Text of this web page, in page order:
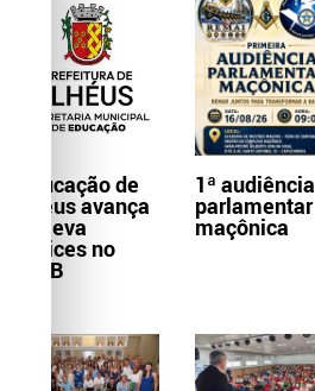
Educação de
Ilhéus avança
e eleva
índices no
IDEB
1ª audiência
parlamentar
maçônica